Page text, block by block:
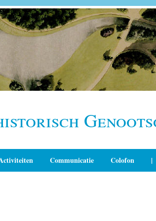
Communicatie Colofon |